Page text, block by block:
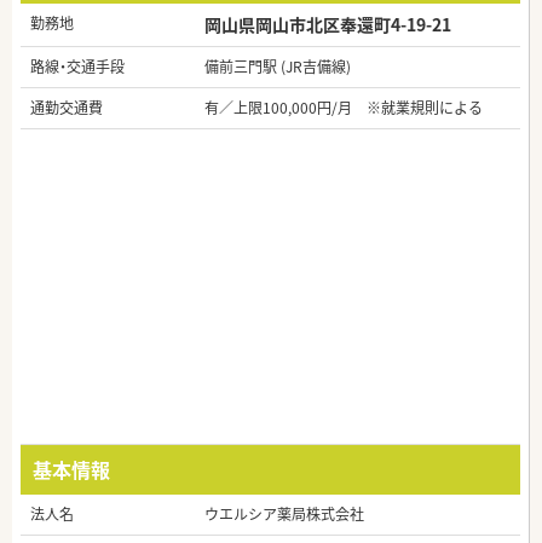
勤務地 岡山県岡山市北区奉還町4-19-21
路線・交通手段
備前三門駅 (JR吉備線)
通勤交通費
有／上限100,000円/月 ※就業規則による
基本情報
法人名
ウエルシア薬局株式会社